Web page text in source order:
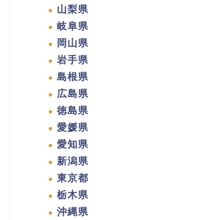
山梨県
岐阜県
岡山県
岩手県
島根県
広島県
徳島県
愛媛県
愛知県
新潟県
東京都
栃木県
沖縄県